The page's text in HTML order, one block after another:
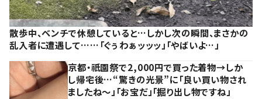
散歩中、ベンチで休憩していると…しかし次の瞬間、まさかの
乱入者に遭遇して……「ぐぅわぁッッッ」「やばいよ…」
京都・祇園祭で2,000円で買った着物→しか
し帰宅後…“驚きの光景”に「良い買い物され
ましたね～」「お宝だ」「掘り出し物ですね」